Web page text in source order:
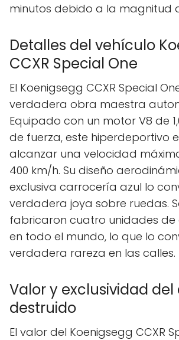
minutos debido a la magnitud
Detalles del vehículo
CCXR Special One
El Koenigsegg CCXR Special
verdadera obra maestra
Equipado con un motor V8 de
de fuerza, este hiperdeportivo
alcanzar una velocidad
400 km/h. Su diseño
exclusiva carrocería azul lo
verdadera joya sobre ruedas.
fabricaron cuatro unidades de
en todo el mundo, lo que lo
verdadera rareza en las calles.
Valor y exclusividad
destruido
El valor del Koenigsegg CCXR